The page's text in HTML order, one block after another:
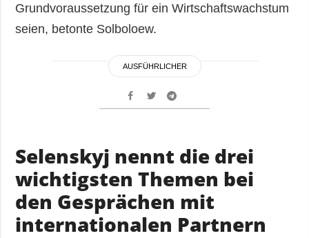
Grundvoraussetzung für ein Wirtschaftswachstum
seien, betonte Solboloew.
AUSFÜHRLICHER
Selenskyj nennt die drei
wichtigsten Themen bei
den Gesprächen mit
internationalen Partnern